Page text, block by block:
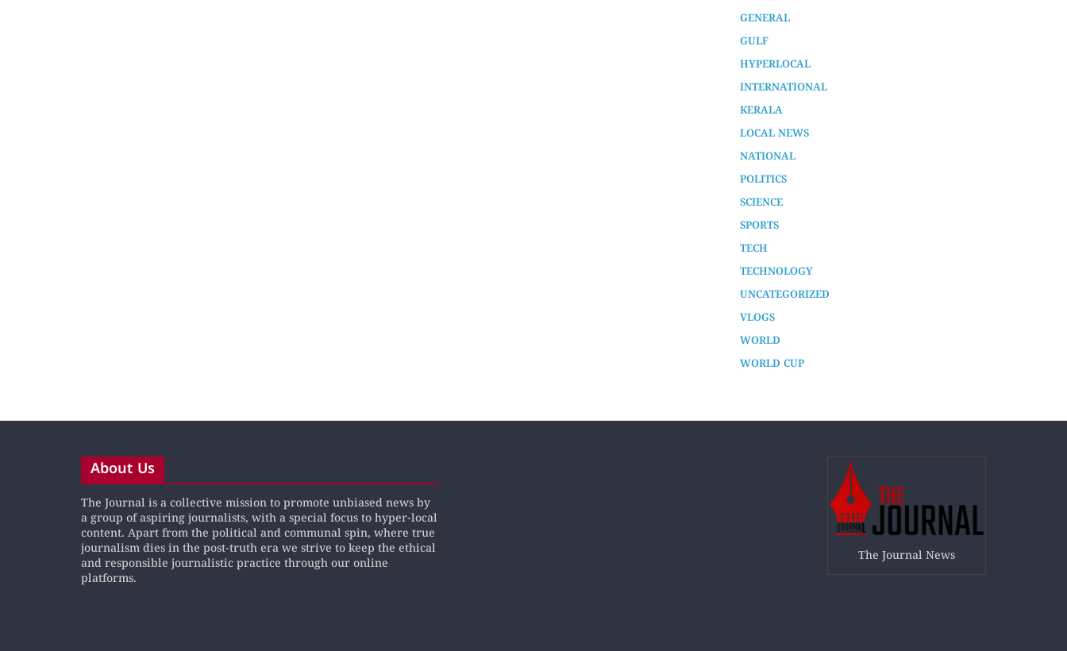
ENTERTAINMENT
EVENTS
GENERAL
GULF
HYPERLOCAL
INTERNATIONAL
KERALA
LOCAL NEWS
NATIONAL
POLITICS
SCIENCE
SPORTS
TECH
TECHNOLOGY
UNCATEGORIZED
VLOGS
About Us
The Journal is a collective mission to promote unbiased news by
a group of aspiring journalists, with a special focus to hyper-local
content. Apart from the political and communal spin, where true
journalism dies in the post-truth era we strive to keep the ethical